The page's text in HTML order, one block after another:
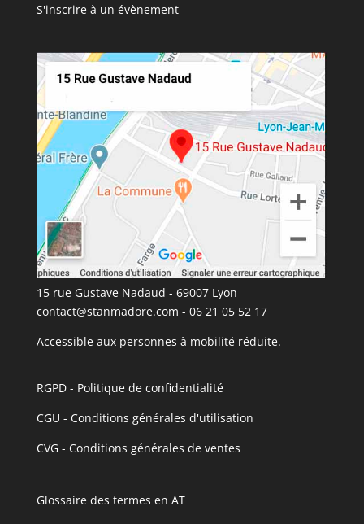
S'inscrire à un évènement
15 rue Gustave Nadaud - 69007 Lyon
contact@stanmadore.com - 06 21 05 52 17
Accessible aux personnes à mobilité réduite.
RGPD - Politique de confidentialité
CGU - Conditions générales d'utilisation
CVG - Conditions générales de ventes
Glossaire des termes en AT